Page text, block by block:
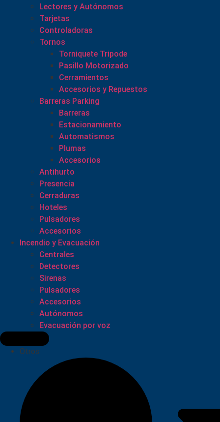
Lectores y Autónomos
Tarjetas
Controladoras
Tornos
Torniquete Tripode
Pasillo Motorizado
Cerramientos
Accesorios y Repuestos
Barreras Parking
Barreras
Estacionamiento
Automatismos
Plumas
Accesorios
Antihurto
Presencia
Cerraduras
Hoteles
Pulsadores
Accesorios
Incendio y Evacuación
Centrales
Detectores
Sirenas
Pulsadores
Accesorios
Autónomos
Evacuación por voz
Otros